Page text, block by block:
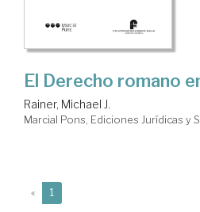
El Derecho romano
Rainer, Michael J.
Marcial Pons, Ediciones Jurídicas y
« 1